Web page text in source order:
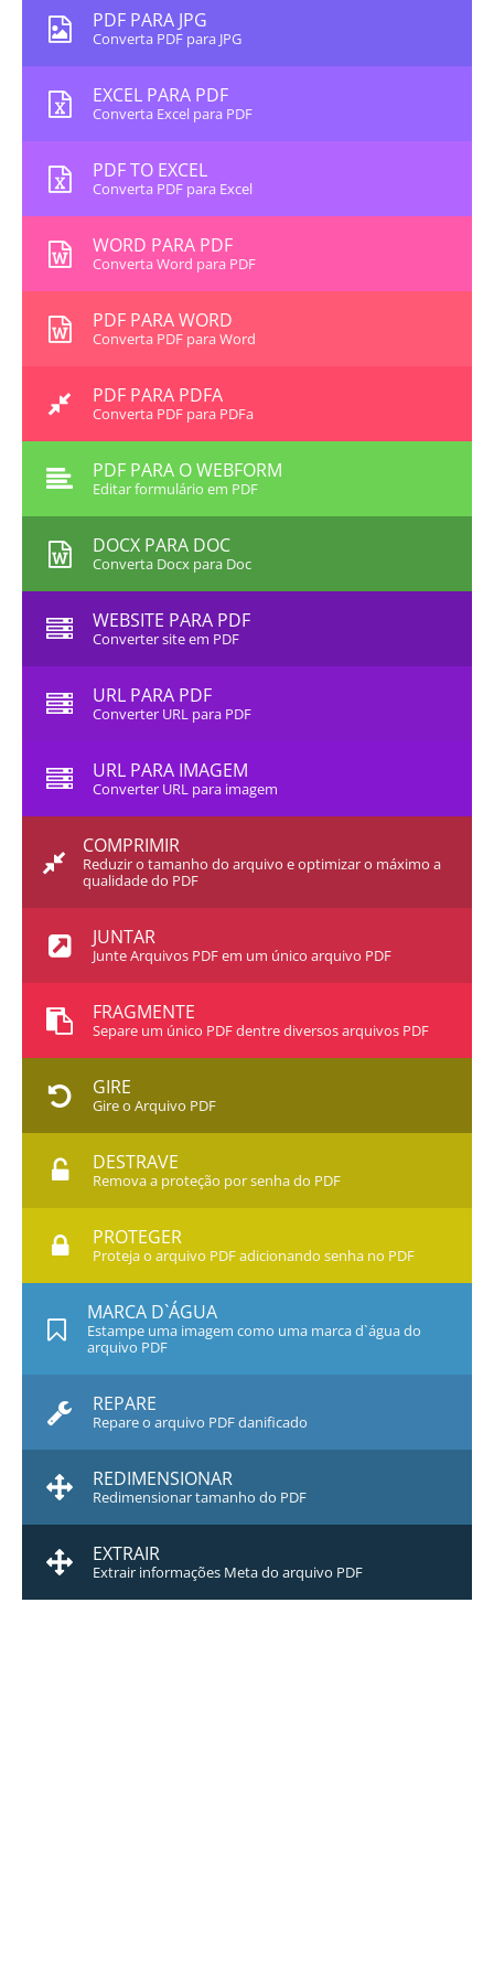
PDF PARA JPG
Converta PDF para JPG
EXCEL PARA PDF
Converta Excel para PDF
PDF TO EXCEL
Converta PDF para Excel
WORD PARA PDF
Converta Word para PDF
PDF PARA WORD
Converta PDF para Word
PDF PARA PDFA
Converta PDF para PDFa
PDF PARA O WEBFORM
Editar formulário em PDF
DOCX PARA DOC
Converta Docx para Doc
WEBSITE PARA PDF
Converter site em PDF
URL PARA PDF
Converter URL para PDF
URL PARA IMAGEM
Converter URL para imagem
COMPRIMIR
Reduzir o tamanho do arquivo e optimizar o máximo a
qualidade do PDF
JUNTAR
Junte Arquivos PDF em um único arquivo PDF
FRAGMENTE
Separe um único PDF dentre diversos arquivos PDF
GIRE
Gire o Arquivo PDF
DESTRAVE
Remova a proteção por senha do PDF
PROTEGER
Proteja o arquivo PDF adicionando senha no PDF
MARCA D`ÁGUA
Estampe uma imagem como uma marca d`água do
arquivo PDF
REPARE
Repare o arquivo PDF danificado
REDIMENSIONAR
Redimensionar tamanho do PDF
EXTRAIR
Extrair informações Meta do arquivo PDF